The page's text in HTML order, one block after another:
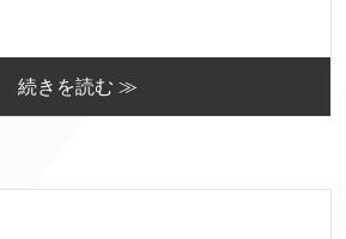
続きを読む ≫